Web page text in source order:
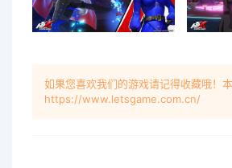
如果您喜欢我们的游戏请记得收藏哦！本
https://www.letsgame.com.cn/